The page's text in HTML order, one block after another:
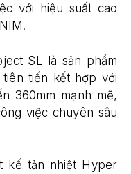
với hiệu suất cao
SL là sản phẩm
tiến kết hợp với
360mm mạnh mẽ,
việc chuyên sâu
kế tản nhiệt Hyper